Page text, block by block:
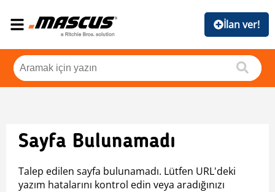
İlan ver!
Sayfa Bulunamadı
Talep edilen sayfa bulunamadı. Lütfen URL'deki
yazım hatalarını kontrol edin veya aradığınızı